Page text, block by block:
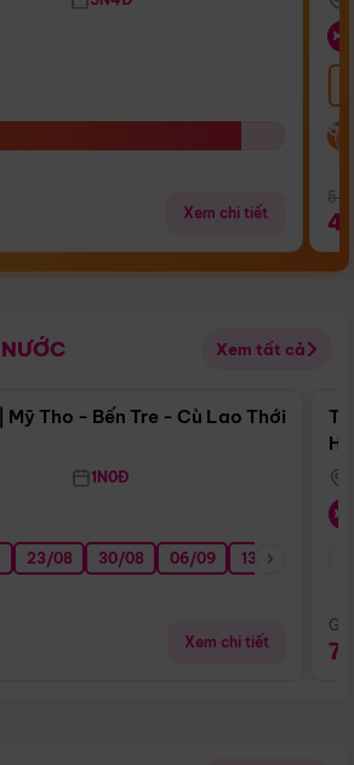
Xem chi tiết
Xem tất cả
Điểm nổi bật
Mỹ Tho - Bến Tre - Cù Lao Thới
1N0Đ
23/08 30/08 06/09 13/09
Xem chi tiết